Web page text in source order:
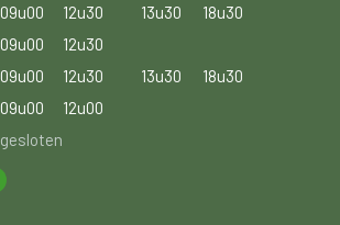
09u00 12u30 13u30
18u30
09u00
12u30
09u00 12u30 13u30
18u30
09u00
12u00
gesloten